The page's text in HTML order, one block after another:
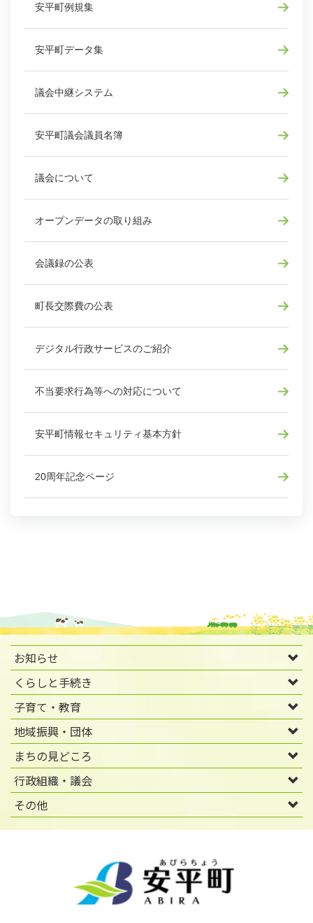
安平町例規集
安平町データ集
議会中継システム
安平町議会議員名簿
議会について
オープンデータの取り組み
会議録の公表
町長交際費の公表
デジタル行政サービスのご紹介
不当要求行為等への対応について
安平町情報セキュリティ基本方針
20周年記念ページ
お知らせ
くらしと手続き
子育て・教育
地域振興・団体
まちの見どころ
行政組織・議会
その他